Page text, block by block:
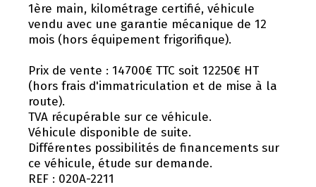
1ère main, kilométrage certifié, véhicule
vendu avec une garantie mécanique de 12
mois (hors équipement frigorifique).
Prix de vente : 14700€ TTC soit 12250€ HT
(hors frais d'immatriculation et de mise à la
route).
TVA récupérable sur ce véhicule.
Véhicule disponible de suite.
Différentes possibilités de financements sur
ce véhicule, étude sur demande.
REF : 020A-2211